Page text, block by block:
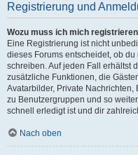
Registrierung und
Wozu muss ich mich
Eine Registrierung ist nicht
dieses Forums entscheidet, ob
schreiben. Auf jeden Fall erhältst
zusätzliche Funktionen, die
Avatarbilder, Private
zu Benutzergruppen und so
schnell erledigt ist und dir
Nach oben